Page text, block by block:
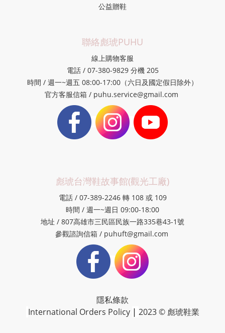
公益贈鞋
聯絡彪琥PUHU
線上購物客服
電話 / 07-380-9829 分機 205
時間 / 週一~週五 08:00-17:00（六日及國定假日除外）
官方客服信箱 / puhu.service@gmail.com
彪琥台灣鞋故事館(觀光工廠)
電話 / 07-389-2246 轉 108 或 109
時間 / 週一~週日 09:00-18:00
地址 / 807高雄市三民區民族一路335巷43-1號
參觀諮詢信箱 / puhuft@gmail.com
隱私條款
International Orders Policy | 2023 © 彪琥鞋業